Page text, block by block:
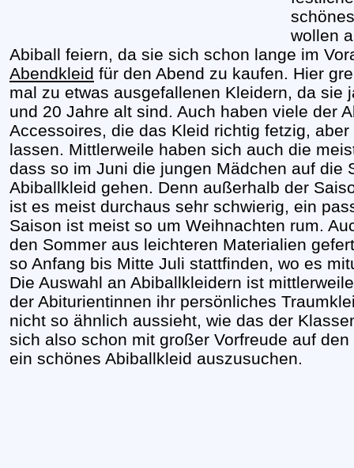
wollen
Abiball feiern, da sie sich schon lange im
Abendkleid für den Abend zu kaufen. Hier
mal zu etwas ausgefallenen Kleidern, da sie
und 20 Jahre alt sind. Auch haben viele der
Accessoires, die das Kleid richtig fetzig,
lassen. Mittlerweile haben sich auch die
dass so im Juni die jungen Mädchen auf die
Abiballkleid gehen. Denn außerhalb der
ist es meist durchaus sehr schwierig, ein
Saison ist meist so um Weihnachten rum.
den Sommer aus leichteren Materialien
so Anfang bis Mitte Juli stattfinden, wo es
Die Auswahl an Abiballkleidern ist
der Abiturientinnen ihr persönliches
nicht so ähnlich aussieht, wie das der
sich also schon mit großer Vorfreude auf
ein schönes Abiballkleid auszusuchen.